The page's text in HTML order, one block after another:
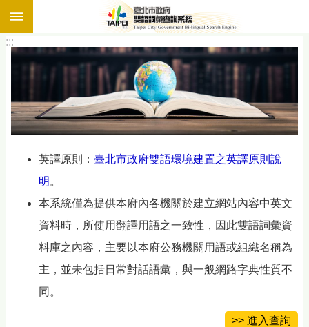
跳到主要內容區塊
:::
英譯原則： 臺北市政府雙語環境建置之英譯原則說
明 。
本系統僅為提供本府內各機關於建立網站內容中英文
資料時，所使用翻譯用語之一致性，因此雙語詞彙資
料庫之內容，主要以本府公務機關用語或組織名稱為
主，並未包括日常對話語彙，與一般網路字典性質不
同。
>> 進入查詢